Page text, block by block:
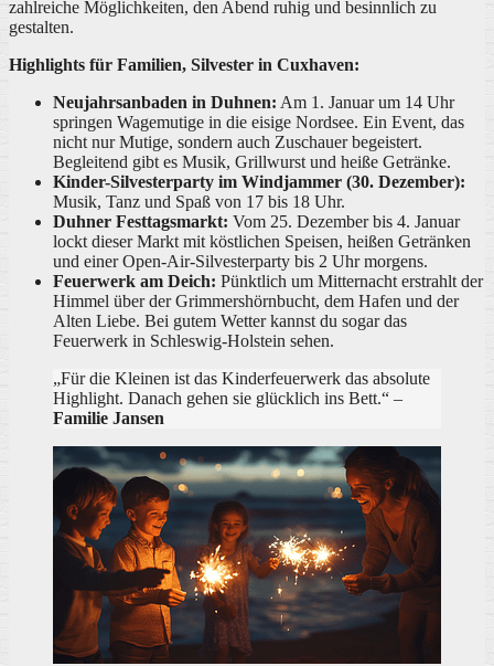
zahlreiche Möglichkeiten, den Abend ruhig und besinnlich zu
gestalten.
Highlights für Familien, Silvester in Cuxhaven:
Neujahrsanbaden in Duhnen: Am 1. Januar um 14 Uhr
springen Wagemutige in die eisige Nordsee. Ein Event, das
nicht nur Mutige, sondern auch Zuschauer begeistert.
Begleitend gibt es Musik, Grillwurst und heiße Getränke.
Kinder-Silvesterparty im Windjammer (30. Dezember):
Musik, Tanz und Spaß von 17 bis 18 Uhr.
Duhner Festtagsmarkt: Vom 25. Dezember bis 4. Januar
lockt dieser Markt mit köstlichen Speisen, heißen Getränken
und einer Open-Air-Silvesterparty bis 2 Uhr morgens.
Feuerwerk am Deich: Pünktlich um Mitternacht erstrahlt der
Himmel über der Grimmershörnbucht, dem Hafen und der
Alten Liebe. Bei gutem Wetter kannst du sogar das
Feuerwerk in Schleswig-Holstein sehen.
„Für die Kleinen ist das Kinderfeuerwerk das absolute
Highlight. Danach gehen sie glücklich ins Bett.“ –
Familie Jansen